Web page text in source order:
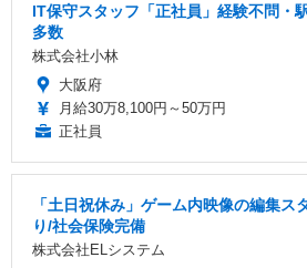
IT保守スタッフ「正社員」経験不問・
多数
株式会社小林
大阪府
月給30万8,100円～50万円
正社員
「土日祝休み」ゲーム内映像の編集ス
り/社会保険完備
株式会社ELシステム